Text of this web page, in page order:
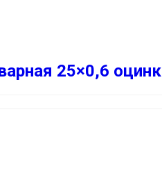
25×0,6 оцинк